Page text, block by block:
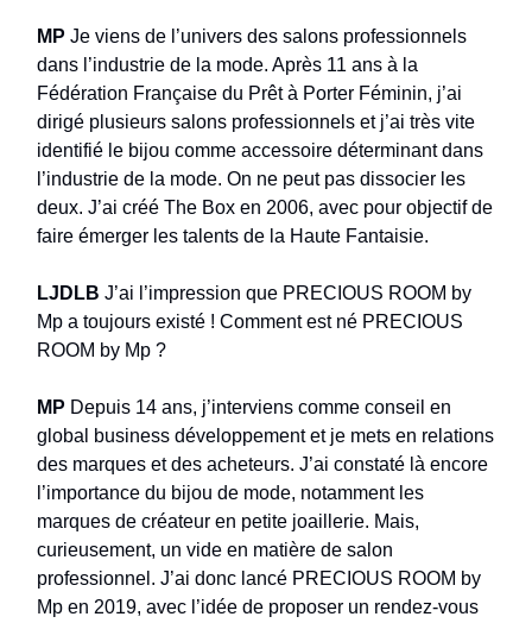
MP Je viens de l’univers des salons professionnels
dans l’industrie de la mode. Après 11 ans à la
Fédération Française du Prêt à Porter Féminin, j’ai
dirigé plusieurs salons professionnels et j’ai très vite
identifié le bijou comme accessoire déterminant dans
l’industrie de la mode. On ne peut pas dissocier les
deux. J’ai créé The Box en 2006, avec pour objectif de
faire émerger les talents de la Haute Fantaisie.
LJDLB J’ai l’impression que PRECIOUS ROOM by
Mp a toujours existé ! Comment est né PRECIOUS
ROOM by Mp ?
MP Depuis 14 ans, j’interviens comme conseil en
global business développement et je mets en relations
des marques et des acheteurs. J’ai constaté là encore
l’importance du bijou de mode, notamment les
marques de créateur en petite joaillerie. Mais,
curieusement, un vide en matière de salon
professionnel. J’ai donc lancé PRECIOUS ROOM by
Mp en 2019, avec l’idée de proposer un rendez-vous